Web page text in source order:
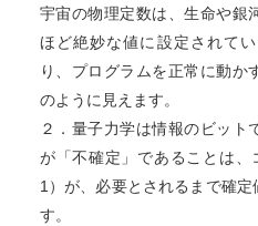
宇宙の物理定数は、生命や銀
ほど絶妙な値に設定されて
り、プログラムを正常に動か
のように見えます。
２．量子力学は情報のビット
が「不確定」であることは
1）が、必要とされるまで確
す。